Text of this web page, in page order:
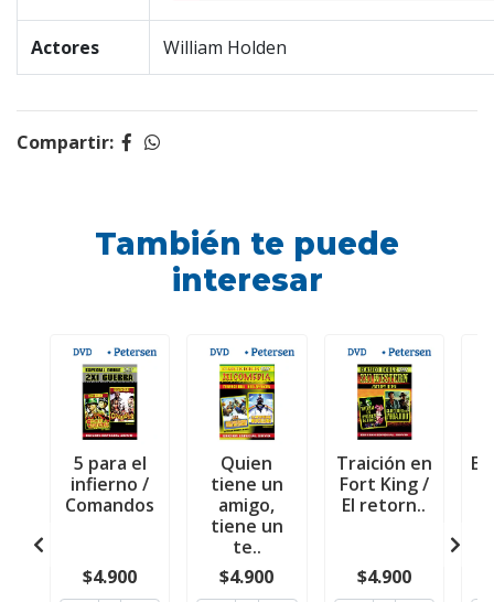
Actores William Holden
Compartir:
También te puede
interesar
5 para el
infierno /
Comandos
$4.900
Quien
tiene un
amigo,
tiene un
te..
$4.900
Traición en
Fort King /
El retorn..
$4.900
El